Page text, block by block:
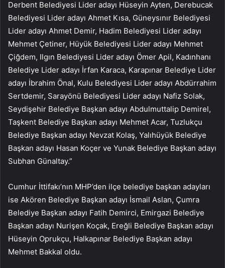
Derbent Belediyesi Lider adayı Hüseyin Ayten, Derebucak
Belediyesi Lider adayı Ahmet Kısa, Güneysınır Belediyesi
Lider adayı Ahmet Demir, Hadim Belediyesi Lider adayı
Mehmet Çetiner, Hüyük Belediyesi Lider adayı Mehmet
Çiğdem, Ilgın Belediyesi Lider adayı Ömer Apil, Kadınhanı
Belediye Lider adayı İrfan Karaca, Karapınar Belediye Lider
adayı İbrahim Önal, Kulu Belediyesi Lider adayı Abdürrahim
Sertdemir, Sarayönü Belediyesi Lider adayı Nafiz Solak,
Seydişehir Belediye Başkan adayı Abdulmuttalip Demirel,
Taşkent Belediye Başkan adayı Mehmet Acar, Tuzlukçu
Belediye Başkan adayı Nevzat Kolaş, Yalıhüyük Belediye
Başkan adayı Hasan Koçer ve Yunak Belediye Başkan adayı
Subhan Günaltay.”
Cumhur İttifakı’nın MHP’den ilçe belediye başkan adayları
ise Akören Belediye Başkan adayı İsmail Aslan, Çumra
Belediye Başkan adayı Fatih Demirci, Emirgazi Belediye
Başkan adayı Nurişen Koçak, Ereğli Belediye Başkan adayı
Hüseyin Oprukçu, Halkapınar Belediye Başkan adayı
Mehmet Bakkal oldu.